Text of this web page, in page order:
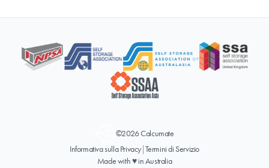
©2026 Calcumate
Informativa sulla Privacy|Termini di Servizio
Made with ♥ in Australia